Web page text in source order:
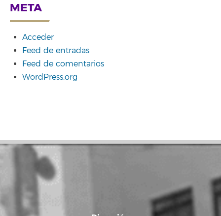
META
Acceder
Feed de entradas
Feed de comentarios
WordPress.org